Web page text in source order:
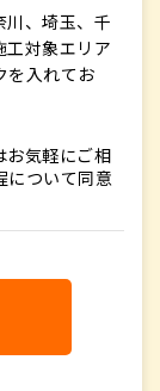
川、埼玉、千
工対象エリア
を入れてお
気軽にご相
について同意